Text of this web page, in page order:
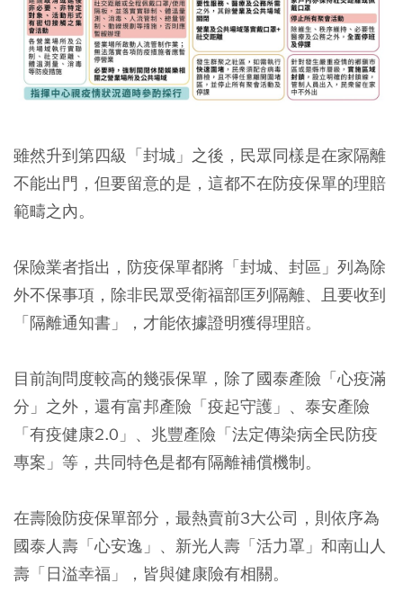
雖然升到第四級「封城」之後，民眾同樣是在家隔離
不能出門，但要留意的是，這都不在防疫保單的理賠
範疇之內。
保險業者指出，防疫保單都將「封城、封區」列為除
外不保事項，除非民眾受衛福部匡列隔離、且要收到
「隔離通知書」，才能依據證明獲得理賠。
目前詢問度較高的幾張保單，除了國泰產險「心疫滿
分」之外，還有富邦產險「疫起守護」、泰安產險
「有疫健康2.0」、兆豐產險「法定傳染病全民防疫
專案」等，共同特色是都有隔離補償機制。
在壽險防疫保單部分，最熱賣前3大公司，則依序為
國泰人壽「心安逸」、新光人壽「活力罩」和南山人
壽「日溢幸福」，皆與健康險有相關。